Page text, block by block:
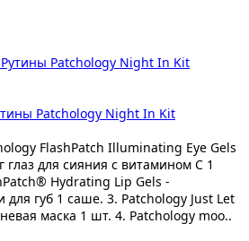
Patchology Night In Kit
FlashPatch Illuminating Eye Gels
глаз для сияния с витамином С 1
Hydrating Lip Gels -
губ 1 саше. 3. Patchology Just Let
маска 1 шт. 4. Patchology moo..